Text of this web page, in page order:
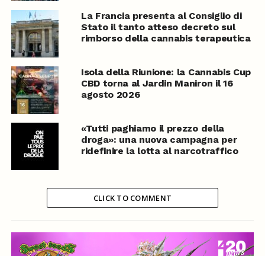
La Francia presenta al Consiglio di
Stato il tanto atteso decreto sul
rimborso della cannabis terapeutica
Isola della Riunione: la Cannabis Cup
CBD torna al Jardin Maniron il 16
agosto 2026
«Tutti paghiamo il prezzo della
droga»: una nuova campagna per
ridefinire la lotta al narcotraffico
CLICK TO COMMENT